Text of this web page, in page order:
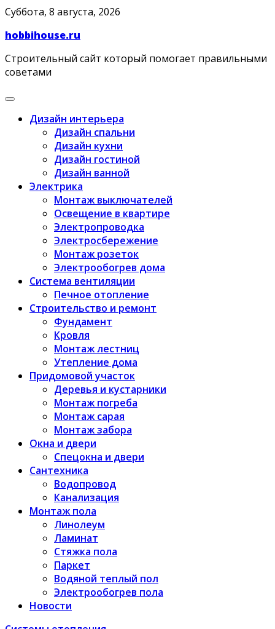
Skip
content
Суббота, 8 августа, 2026
hobbihouse.ru
Строительный сайт который помогает правильными
советами
Дизайн интерьера
Дизайн спальни
Дизайн кухни
Дизайн гостиной
Дизайн ванной
Электрика
Монтаж выключателей
Освещение в квартире
Электропроводка
Электросбережение
Монтаж розеток
Электрообогрев дома
Система вентиляции
Печное отопление
Строительство и ремонт
Фундамент
Кровля
Монтаж лестниц
Утепление дома
Придомовой участок
Деревья и кустарники
Монтаж погреба
Монтаж сарая
Монтаж забора
Окна и двери
Спецокна и двери
Сантехника
Водопровод
Канализация
Монтаж пола
Линолеум
Ламинат
Стяжка пола
Паркет
Водяной теплый пол
Электрообогрев пола
Новости